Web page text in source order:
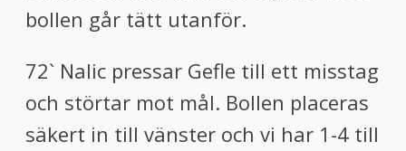
bollen går tätt utanför.
72` Nalic pressar Gefle till ett misstag
och störtar mot mål. Bollen placeras
säkert in till vänster och vi har 1-4 till